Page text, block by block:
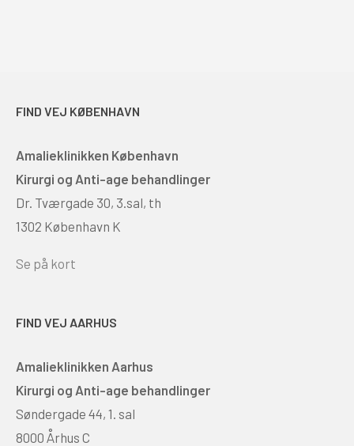
FIND VEJ KØBENHAVN
Amalieklinikken København
Kirurgi og Anti-age behandlinger
Dr. Tværgade 30, 3.sal, th
1302 København K
Se på kort
FIND VEJ AARHUS
Amalieklinikken Aarhus
Kirurgi og Anti-age behandlinger
Søndergade 44, 1. sal
8000 Århus C